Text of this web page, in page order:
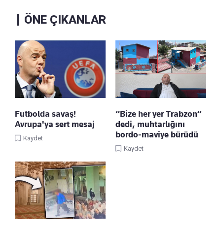
ÖNE ÇIKANLAR
Futbolda savaş!
Avrupa'ya sert mesaj
Kaydet
“Bize her yer Trabzon”
dedi, muhtarlığını
bordo-maviye bürüdü
Kaydet